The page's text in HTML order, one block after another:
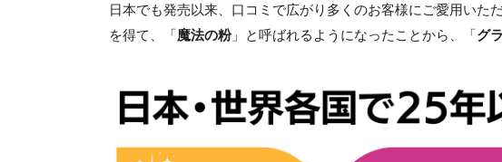
日本でも発売以来、口コミで広がり多くのお客様にご愛用い
を得て、「魔法の粉」と呼ばれるようになったことから、「グ